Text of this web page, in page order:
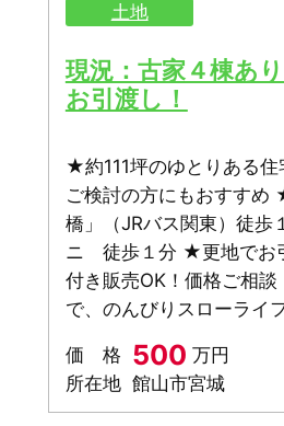
土地
現況：古家４棟あ
お引渡し！
★約111坪のゆとりある
ご検討の方にもおすすめ
橋」（JRバス関東）徒
ニ 徒歩１分 ★更地でお
付き販売OK！価格ご相
で、のんびりスローライ
価 格 500 万円
所在地 館山市宮城